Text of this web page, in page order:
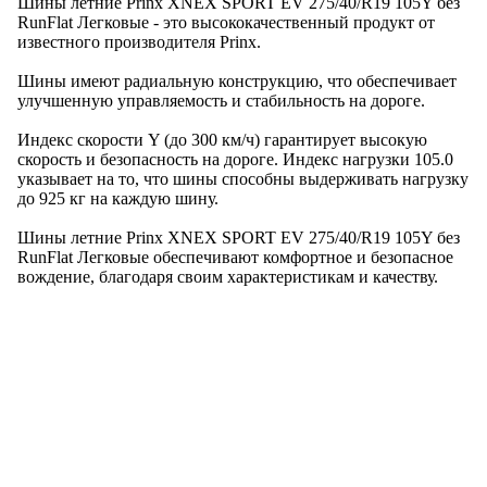
RunFlat Легковые - это высококачественный продукт от
известного производителя Prinx.
Шины имеют радиальную конструкцию, что обеспечивает
улучшенную управляемость и стабильность на дороге.
Индекс скорости Y (до 300 км/ч) гарантирует высокую
скорость и безопасность на дороге. Индекс нагрузки 105.0
указывает на то, что шины способны выдерживать нагрузку
до 925 кг на каждую шину.
Шины летние Prinx XNEX SPORT EV 275/40/R19 105Y без
RunFlat Легковые обеспечивают комфортное и безопасное
вождение, благодаря своим характеристикам и качеству.